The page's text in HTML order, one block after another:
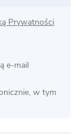
Prywatności
e-mail
w tym